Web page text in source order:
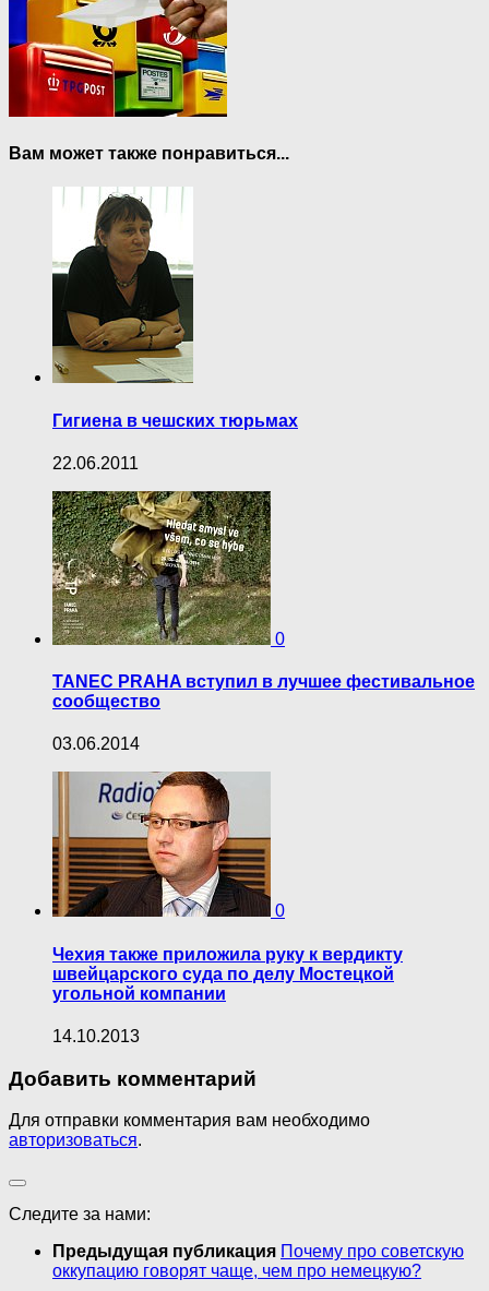
Вам может также понравиться...
Гигиена в чешских тюрьмах
22.06.2011
0
TANEC PRAHA вступил в лучшее фестивальное
сообщество
03.06.2014
0
Чехия также приложила руку к вердикту
швейцарского суда по делу Мостецкой
угольной компании
14.10.2013
Добавить комментарий
Для отправки комментария вам необходимо
авторизоваться.
Следите за нами:
Предыдущая публикация Почему про советскую
оккупацию говорят чаще, чем про немецкую?